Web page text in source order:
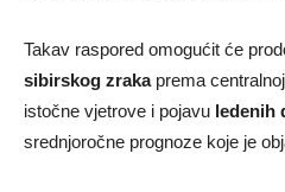
Takav raspored omogućit će
sibirskog zrakaprema
istočne vjetrove i pojavu ledenih
srednjoročne prognoze koje je